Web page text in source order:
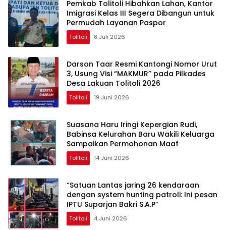
Pemkab Tolitoli Hibahkan Lahan, Kantor
Imigrasi Kelas III Segera Dibangun untuk
Permudah Layanan Paspor
Tolitoli 8 Juli 2026
Darson Taar Resmi Kantongi Nomor Urut
3, Usung Visi “MAKMUR” pada Pilkades
Desa Lakuan Tolitoli 2026
Tolitoli 19 Juni 2026
Suasana Haru Iringi Kepergian Rudi,
Babinsa Kelurahan Baru Wakili Keluarga
Sampaikan Permohonan Maaf
Tolitoli 14 Juni 2026
“Satuan Lantas jaring 26 kendaraan
dengan system hunting patroli: Ini pesan
IPTU Suparjan Bakri S.A.P”
Tolitoli 4 Juni 2026